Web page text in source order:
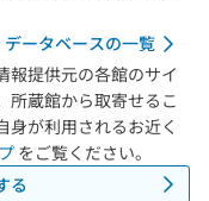
ータベースの一覧
報提供元の各館のサイ
所蔵館から取寄せるこ
身が利用されるお近く
をご覧ください。
る